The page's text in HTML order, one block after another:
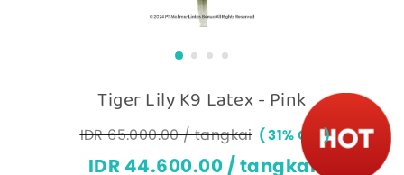
Tiger Lily K9 Latex - Pink
31% OFF
IDR 65.000.00 / tangkai
IDR 44.600.00 / tangkai